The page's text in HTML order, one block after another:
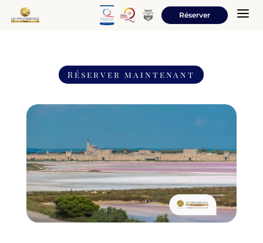
Réserver a
Réserver maintenant